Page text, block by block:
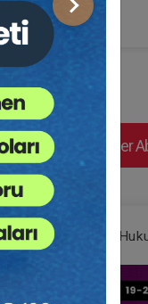
Sonraki
Süper
Tüketici